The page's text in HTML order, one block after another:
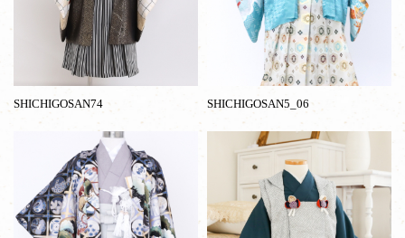
SHICHIGOSAN74 SHICHIGOSAN5_06